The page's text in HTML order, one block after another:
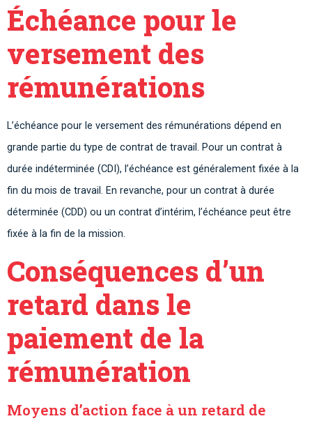
Échéance pour le
versement des
rémunérations
L’échéance pour le versement des rémunérations dépend en
grande partie du type de contrat de travail. Pour un contrat à
durée indéterminée (CDI), l’échéance est généralement fixée à la
fin du mois de travail. En revanche, pour un contrat à durée
déterminée (CDD) ou un contrat d’intérim, l’échéance peut être
fixée à la fin de la mission.
Conséquences d’un
retard dans le
paiement de la
rémunération
Moyens d’action face à un retard de